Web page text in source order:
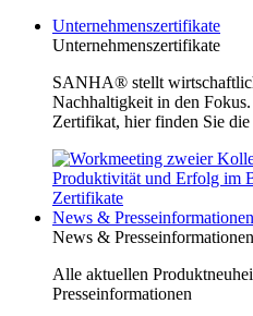
Unternehmenszertifikate
Unternehmenszertifikate
SANHA® stellt
Nachhaltigkeit in den
Zertifikat, hier finden Sie
News & Presseinformationen
News & Presseinformationen
Alle aktuellen
Presseinformationen